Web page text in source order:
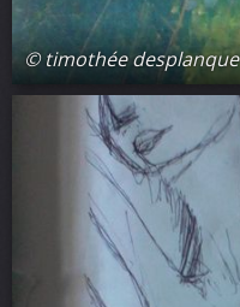
© timothée desplanque